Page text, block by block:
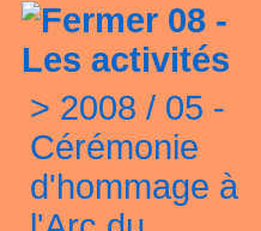
08 -
Les activités
> 2008 / 05 -
Cérémonie
d'hommage à